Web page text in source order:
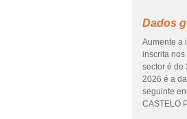
Dados
Aumente a
inscrita nos
sector é de
2026 é a
seguinte
CASTELO